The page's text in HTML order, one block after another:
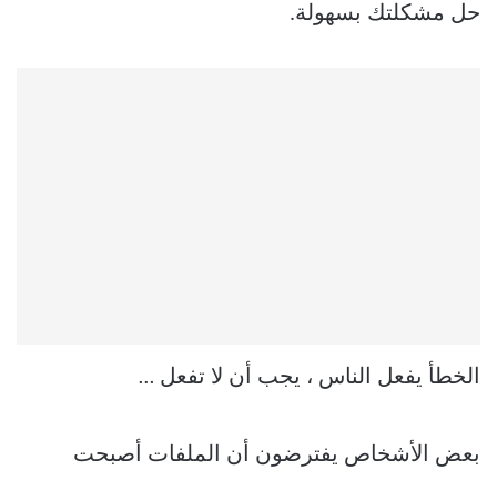
حل مشكلتك بسهولة.
الخطأ يفعل الناس ، يجب أن لا تفعل …
بعض الأشخاص يفترضون أن الملفات أصبحت